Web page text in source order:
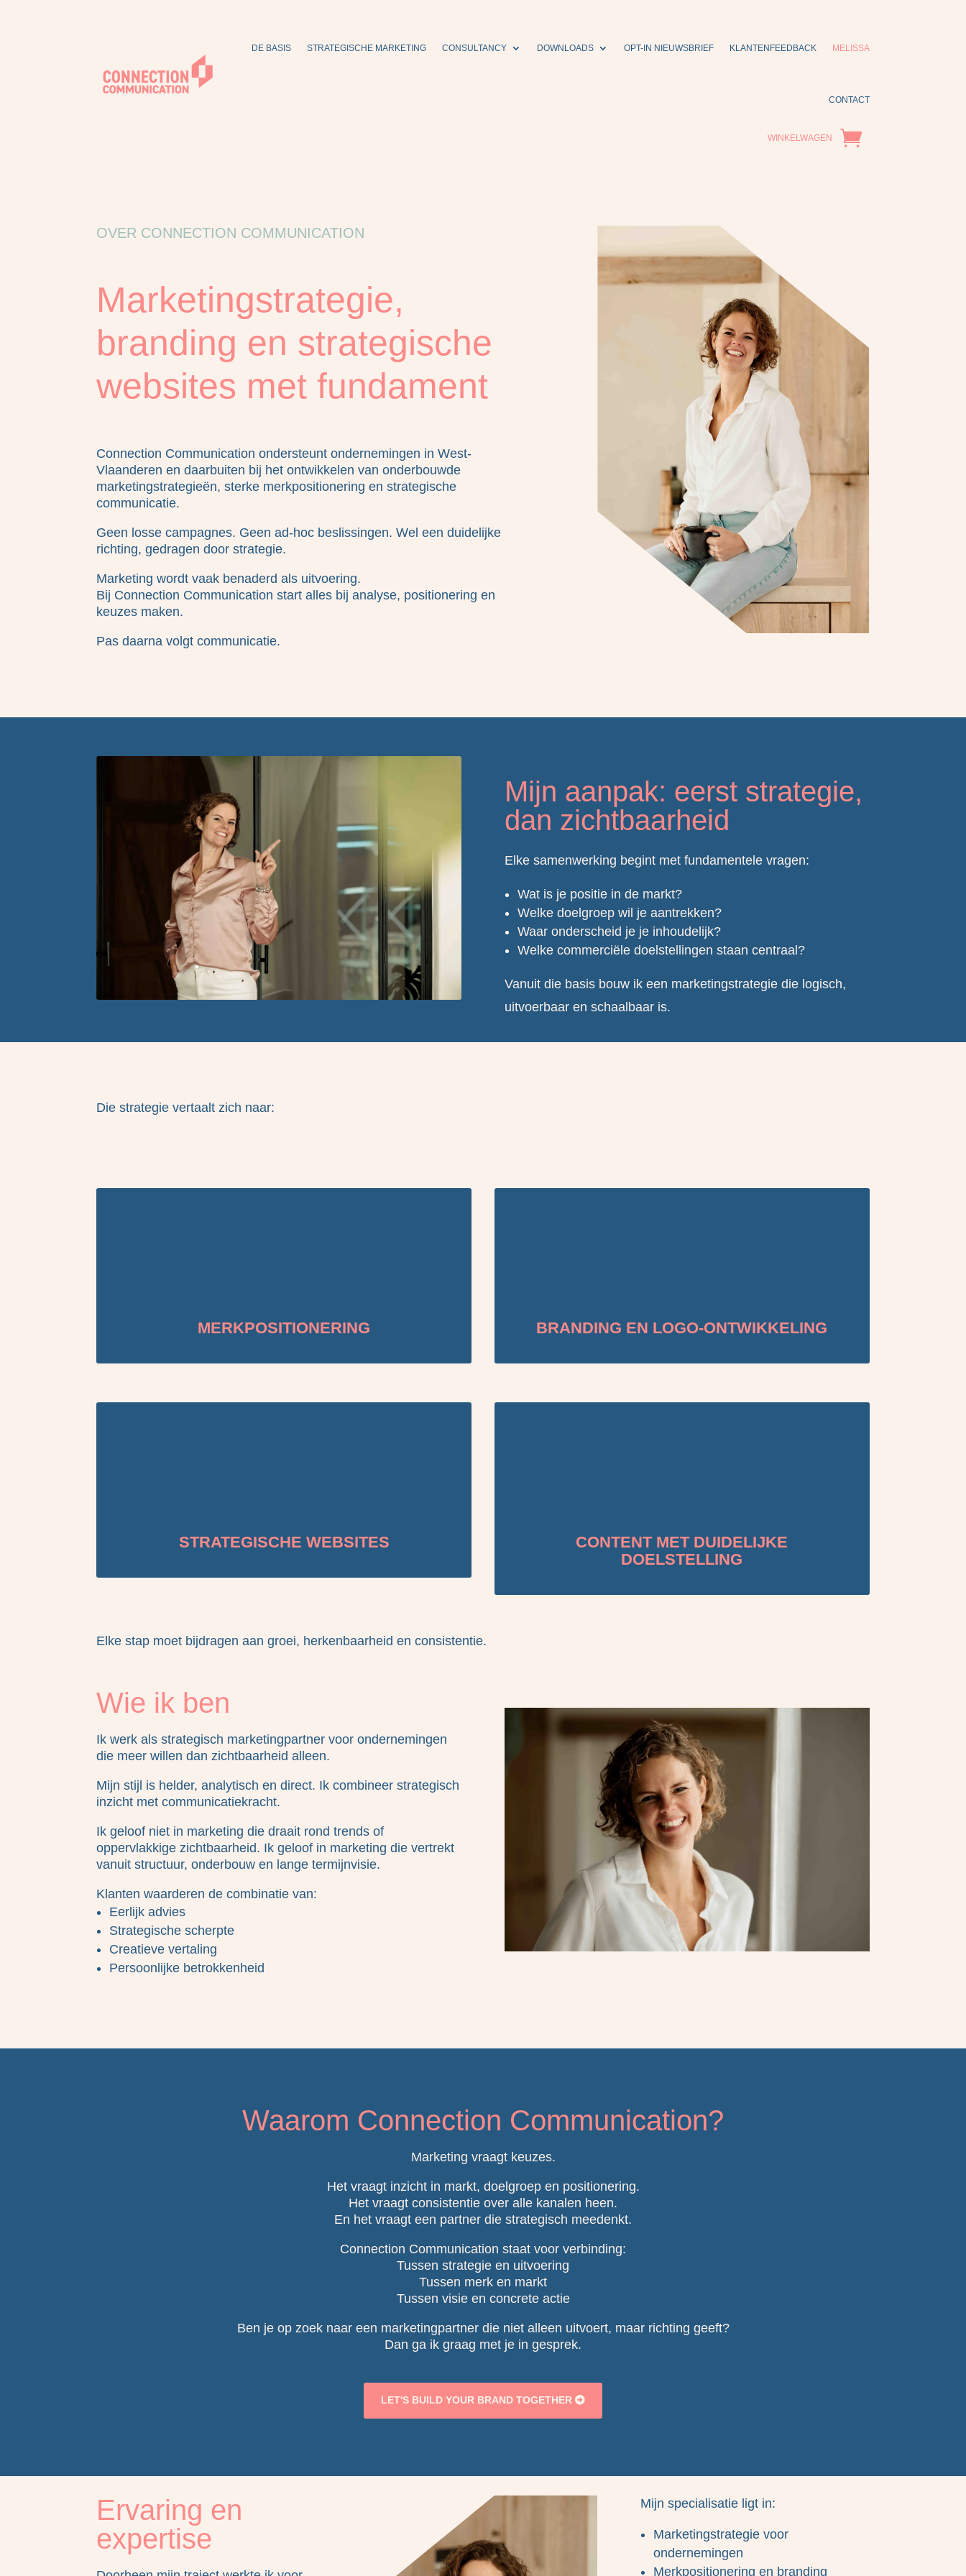
DE BASIS STRATEGISCHE MARKETING CONSULTANCY DOWNLOADS OPT-IN NIEUWSBRIEF KLANTENFEEDBACK MELISSA
CONTACT
WINKELWAGEN
OVER CONNECTION COMMUNICATION
Marketingstrategie,
branding en strategische
websites met fundament
Connection Communication ondersteunt ondernemingen in West-
Vlaanderen en daarbuiten bij het ontwikkelen van onderbouwde
marketingstrategieën, sterke merkpositionering en strategische
communicatie.
Geen losse campagnes. Geen ad-hoc beslissingen. Wel een duidelijke
richting, gedragen door strategie.
Marketing wordt vaak benaderd als uitvoering.
Bij Connection Communication start alles bij analyse, positionering en
keuzes maken.
Pas daarna volgt communicatie.
Mijn aanpak: eerst strategie,
dan zichtbaarheid
Elke samenwerking begint met fundamentele vragen:
Wat is je positie in de markt?
Welke doelgroep wil je aantrekken?
Waar onderscheid je je inhoudelijk?
Welke commerciële doelstellingen staan centraal?
Vanuit die basis bouw ik een marketingstrategie die logisch,
uitvoerbaar en schaalbaar is.
Die strategie vertaalt zich naar:
MERKPOSITIONERING BRANDING EN LOGO-ONTWIKKELING
STRATEGISCHE WEBSITES
CONTENT MET DUIDELIJKE
DOELSTELLING
Elke stap moet bijdragen aan groei, herkenbaarheid en consistentie.
Wie ik ben
Ik werk als strategisch marketingpartner voor ondernemingen
die meer willen dan zichtbaarheid alleen.
Mijn stijl is helder, analytisch en direct. Ik combineer strategisch
inzicht met communicatiekracht.
Ik geloof niet in marketing die draait rond trends of
oppervlakkige zichtbaarheid. Ik geloof in marketing die vertrekt
vanuit structuur, onderbouw en lange termijnvisie.
Klanten waarderen de combinatie van:
Eerlijk advies
Strategische scherpte
Creatieve vertaling
Persoonlijke betrokkenheid
Waarom Connection Communication?
Marketing vraagt keuzes.
Het vraagt inzicht in markt, doelgroep en positionering.
Het vraagt consistentie over alle kanalen heen.
En het vraagt een partner die strategisch meedenkt.
Connection Communication staat voor verbinding:
Tussen strategie en uitvoering
Tussen merk en markt
Tussen visie en concrete actie
Ben je op zoek naar een marketingpartner die niet alleen uitvoert, maar richting geeft?
Dan ga ik graag met je in gesprek.
LET'S BUILD YOUR BRAND TOGETHER
Ervaring en
expertise
Mijn specialisatie ligt in:
Marketingstrategie voor
ondernemingen
Merkpositionering en branding